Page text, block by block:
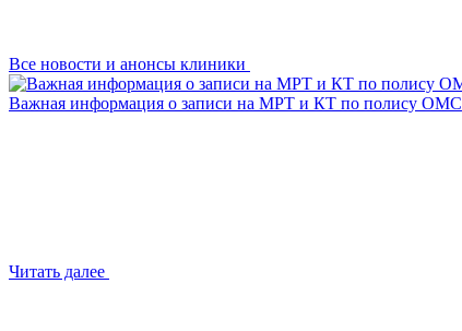
Все новости и анонсы клиники
Важная информация о записи на МРТ и КТ по полису ОМС
Читать далее